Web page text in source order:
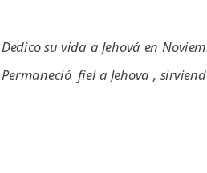
Dedico su vida a Jehová en
Permaneció fiel a Jehova ,